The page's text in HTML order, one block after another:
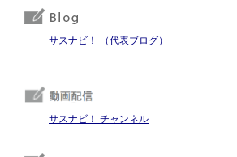
サスナビ！ （代表ブログ）
サスナビ！ チャンネル